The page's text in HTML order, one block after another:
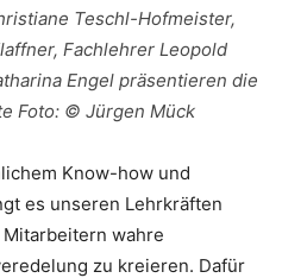
Teschl-Hofmeister,
Fachlehrer Leopold
Engel präsentieren die
Foto: © Jürgen Mück
Know-how und
es unseren Lehrkräften
wahre
zu kreieren. Dafür